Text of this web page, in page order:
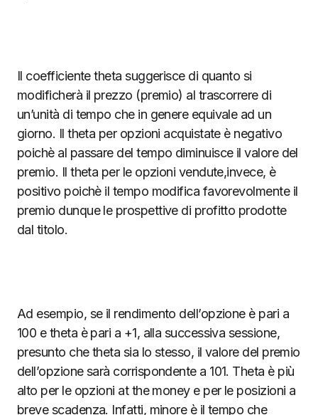
Il coefficiente theta suggerisce di quanto si
modificherà il prezzo (premio) al trascorrere di
un’unità di tempo che in genere equivale ad un
giorno. Il theta per opzioni acquistate è negativo
poichè al passare del tempo diminuisce il valore del
premio. Il theta per le opzioni vendute,invece, è
positivo poichè il tempo modifica favorevolmente il
premio dunque le prospettive di profitto prodotte
dal titolo.
Ad esempio, se il rendimento dell’opzione è pari a
100 e theta è pari a +1, alla successiva sessione,
presunto che theta sia lo stesso, il valore del premio
dell’opzione sarà corrispondente a 101. Theta è più
alto per le opzioni at the money e per le posizioni a
breve scadenza. Infatti, minore è il tempo che